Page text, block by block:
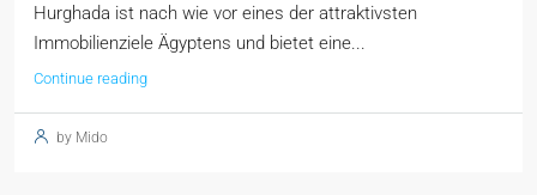
Hurghada ist nach wie vor eines der attraktivsten
Immobilienziele Ägyptens und bietet eine...
Continue reading
by Mido